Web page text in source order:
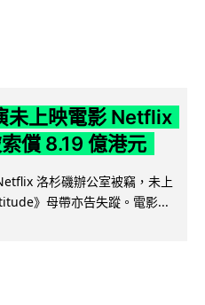
未上映電影 Netflix
償 8.19 億港元
洛杉磯辦公室被竊，未上
》母帶亦告失蹤。電影...